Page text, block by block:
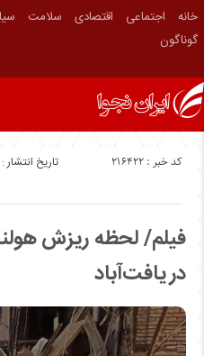
خانه اجتماعی اقتصادی سلامت
گوناگون
تاریخ انتشار : جمعه 12 کد خبر : 216422
فیلم/ لحظه ریزش
در یافت‌آباد